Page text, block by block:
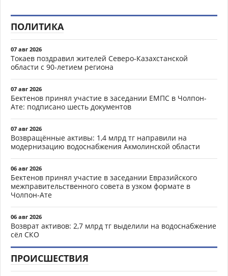
ПОЛИТИКА
07 авг 2026
Токаев поздравил жителей Северо-Казахстанской
области с 90-летием региона
07 авг 2026
Бектенов принял участие в заседании ЕМПС в Чолпон-
Ате: подписано шесть документов
07 авг 2026
Возвращённые активы: 1,4 млрд тг направили на
модернизацию водоснабжения Акмолинской области
06 авг 2026
Бектенов принял участие в заседании Евразийского
межправительственного совета в узком формате в
Чолпон-Ате
06 авг 2026
Возврат активов: 2,7 млрд тг выделили на водоснабжение
сёл СКО
ПРОИСШЕСТВИЯ